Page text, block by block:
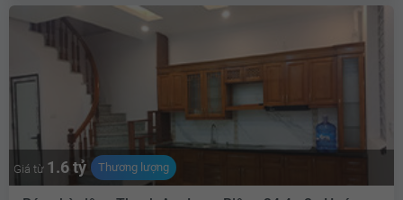
Giá từ 1.6 tỷ Thương lượng